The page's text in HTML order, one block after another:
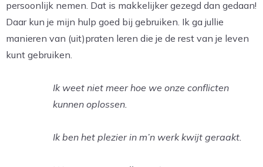
persoonlijk nemen. Dat is makkelijker gezegd dan gedaan!
Daar kun je mijn hulp goed bij gebruiken. Ik ga jullie
manieren van (uit)praten leren die je de rest van je leven
kunt gebruiken.
Ik weet niet meer hoe we onze conflicten
kunnen oplossen.
Ik ben het plezier in m’n werk kwijt geraakt.